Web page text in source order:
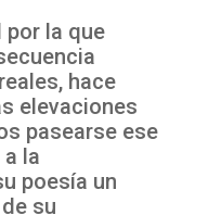
por la que
hace
elevaciones
pasearse ese
la
poesía un
su